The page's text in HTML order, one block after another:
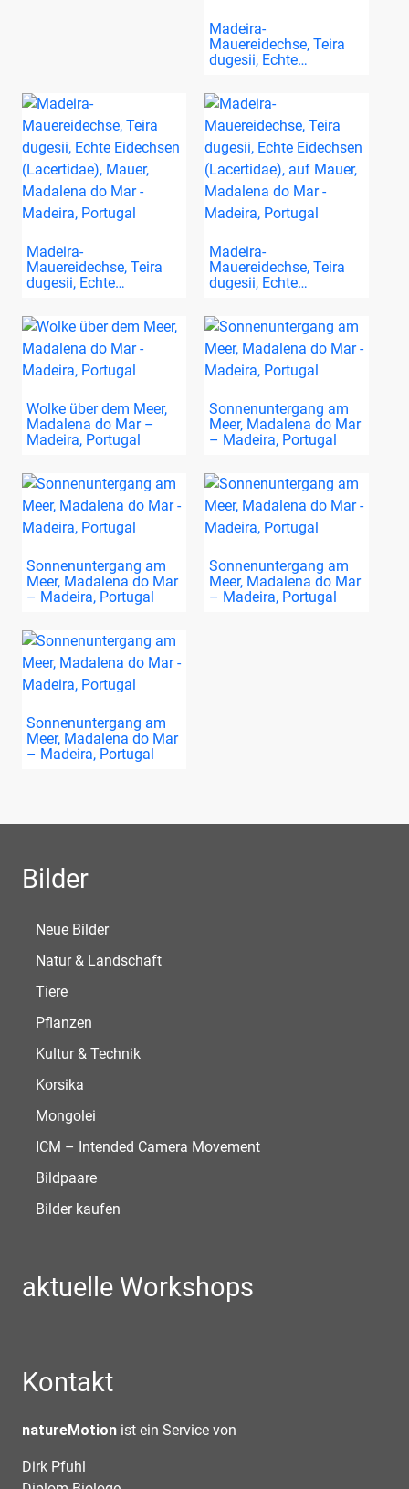
Madeira-
Mauereidechse, Teira
dugesii, Echte…
Madeira-
Mauereidechse, Teira
dugesii, Echte…
Madeira-
Mauereidechse, Teira
dugesii, Echte…
Wolke über dem Meer,
Madalena do Mar –
Madeira, Portugal
Sonnenuntergang am
Meer, Madalena do Mar
– Madeira, Portugal
Sonnenuntergang am
Meer, Madalena do Mar
– Madeira, Portugal
Sonnenuntergang am
Meer, Madalena do Mar
– Madeira, Portugal
Sonnenuntergang am
Meer, Madalena do Mar
– Madeira, Portugal
Bilder
Neue Bilder
Natur & Landschaft
Tiere
Pflanzen
Kultur & Technik
Korsika
Mongolei
ICM – Intended Camera Movement
Bildpaare
Bilder kaufen
aktuelle Workshops
Kontakt
natureMotion ist ein Service von
Dirk Pfuhl